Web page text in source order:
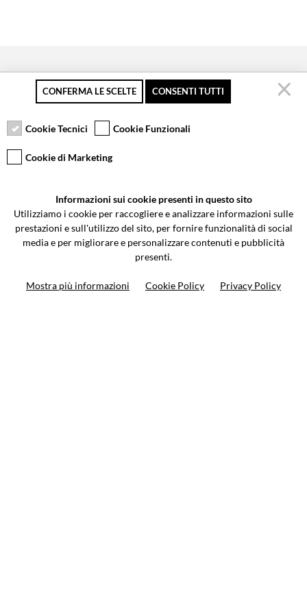
Secure payment
Free returns up to 30
Customer service
Via Galileo Galilei 5 | Verano Brianza (MB) 20843 | ITALY
0362-805407-info@valtermoto.com
CONFERMA LE SCELTE CONSENTI TUTTI
Cookie Tecnici Cookie Funzionali
Cookie di Marketing
Informazioni sui cookie presenti in questo sito
Utilizziamo i cookie per raccogliere e analizzare informazioni sulle
prestazioni e sull'utilizzo del sito, per fornire funzionalità di social
media e per migliorare e personalizzare contenuti e pubblicità
presenti.
Mostra più informazioni Cookie Policy Privacy Policy